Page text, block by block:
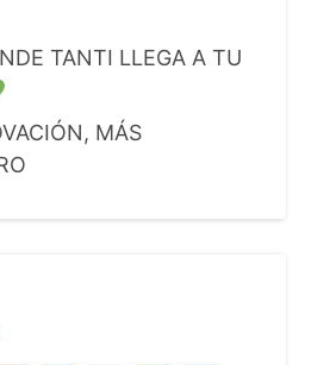
TANTI LLEGA A TU
MÁS